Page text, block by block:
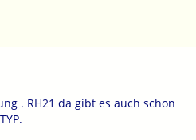
. RH21 da gibt es auch schon